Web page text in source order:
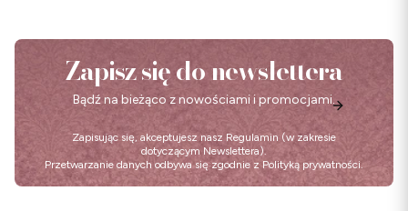
Zapisz się do newslettera
Bądź na bieżąco z nowościami i promocjami.
Zapisując się, akceptujesz nasz Regulamin (w zakresie
dotyczącym Newslettera).
Przetwarzanie danych odbywa się zgodnie z Polityką prywatności.